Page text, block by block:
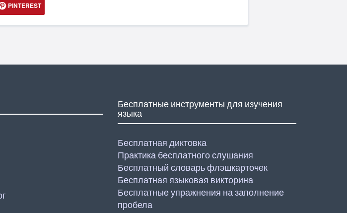
PINTEREST
Бесплатные инструменты для изучения
языка
Бесплатная диктовка
Практика бесплатного слушания
Бесплатный словарь флэшкарточек
Бесплатная языковая викторина
Бесплатные упражнения на заполнение
пробела